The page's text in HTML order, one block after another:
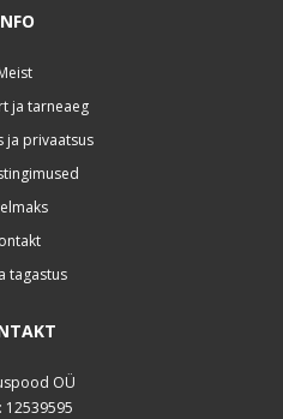
ja tarneaeg
ja privaatsus
tagastus
OÜ
12539595